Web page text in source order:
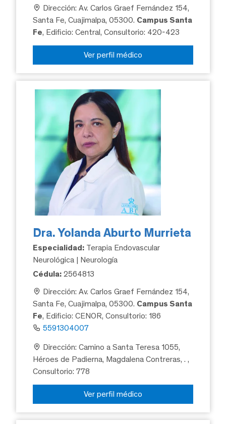
Dirección: Av. Carlos Graef Fernández 154,
Santa Fe, Cuajimalpa, 05300. Campus Santa
Fe, Edificio: Central, Consultorio: 420-423
Ver perfil médico
Dra. Yolanda Aburto Murrieta
Especialidad: Terapia Endovascular
Neurológica | Neurología
Cédula: 2564813
Dirección: Av. Carlos Graef Fernández 154,
Santa Fe, Cuajimalpa, 05300. Campus Santa
Fe, Edificio: CENOR, Consultorio: 186
5591304007
Dirección: Camino a Santa Teresa 1055,
Héroes de Padierna, Magdalena Contreras, .,
Consultorio: 778
Ver perfil médico